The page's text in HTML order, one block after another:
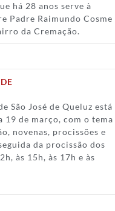
há 28 anos serve à
Padre Raimundo Cosme
da Cremação.
São José de Queluz está
de março, com o tema
novenas, procissões e
da procissão dos
às 15h, às 17h e às